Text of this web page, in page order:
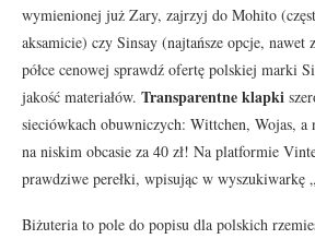
wymienionej już Zary, zajrzyj do Mohito
aksamicie) czy Sinsay (najtańsze opcje, nawet
półce cenowej sprawdź ofertę polskiej marki
jakość materiałów. Transparentne klapki
sieciówkach obuwniczych: Wittchen, Wojas, a
na niskim obcasie za 40 zł! Na platformie
prawdziwe perełki, wpisując w wyszukiwarkę
Biżuteria to pole do popisu dla polskich